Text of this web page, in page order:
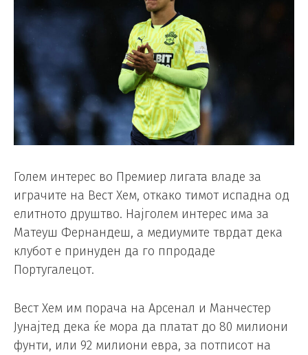
Голем интерес во Премиер лигата владе за
играчите на Вест Хем, откако тимот испадна од
елитното друштво. Најголем интерес има за
Матеуш Фернандеш, а медиумите тврдат дека
клубот е принуден да го ппродаде
Португалецот.
Вест Хем им порача на Арсенал и Манчестер
Јунајтед дека ќе мора да платат до 80 милиони
фунти, или 92 милиони евра, за потписот на